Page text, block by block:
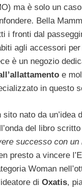
ma è solo un
Bella
i fronti dal
agli accessori per
è un negozio
e
in questo
sito nato da un’idea
del libro
successo con un
presto a vincere
Woman
di Oxatis,